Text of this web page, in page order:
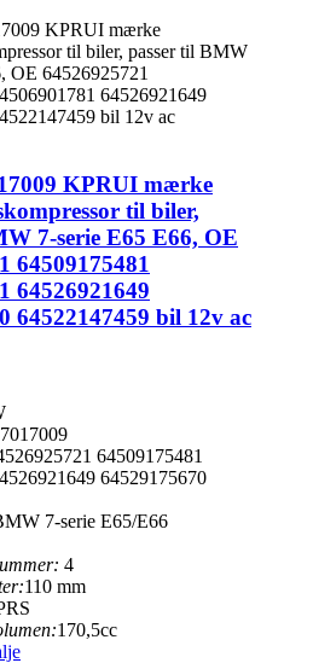
KPRUI mærke
til biler,
7-serie E65 E66, OE
64509175481
64526921649
64522147459 bil 12v ac
64509175481
64529175670
7-serie E65/E66
4
110 mm
170,5cc